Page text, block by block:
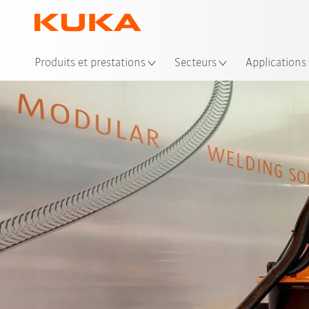
Produits et prestations Secteurs Applications